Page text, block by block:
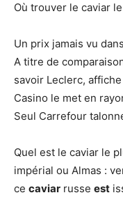
Où trouver le caviar
Un prix jamais vu
A titre de
savoir Leclerc,
Casino le met en
Seul Carrefour
Quel est le caviar le
impérial ou Almas :
ce caviar russe est